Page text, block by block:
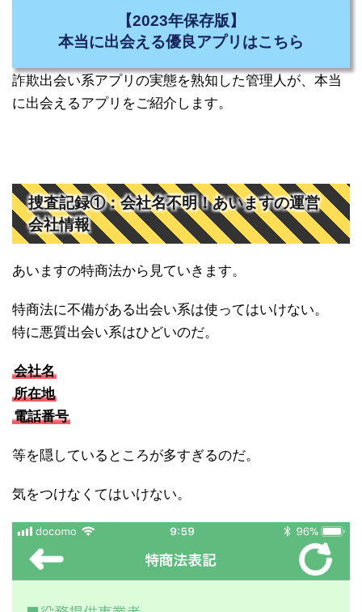
【2023年保存版】
本当に出会える優良アプリはこちら
詐欺出会い系アプリの実態を熟知した管理人が、本当
に出会えるアプリをご紹介します。
捜査記録①：会社名不明！あいますの運営
会社情報
あいますの特商法から見ていきます。
特商法に不備がある出会い系は使ってはいけない。
特に悪質出会い系はひどいのだ。
会社名
所在地
電話番号
等を隠しているところが多すぎるのだ。
気をつけなくてはいけない。